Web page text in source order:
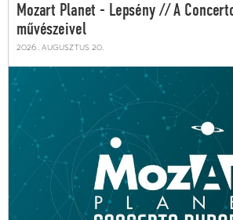
Mozart Planet - Lepsény // A
művészeivel
2026. augusztus 20.